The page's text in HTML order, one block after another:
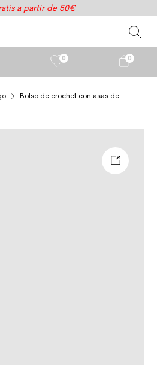
a partir de 50€
0 0
Bolso de crochet con asas de